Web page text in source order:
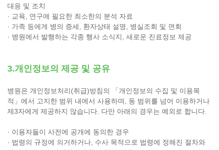
대응 및 조치
· 교육, 연구에 필요한 최소한의 분석 자료
· 가족 등에게 병의 증세, 환자상태 설명, 병실조회 및 면회
· 병원에서 발행하는 각종 행사 소식지, 새로운 진료정보 제공
3.개인정보의 제공 및 공유
병원은 개인정보처리(취급)방침의 「개인정보의 수집 및 이용목
적」에서 고지한 범위 내에서 사용하며, 동 범위를 넘어 이용하거나
제3자에게 제공하지 않습니다. 다만 아래의 경우는 예외로 합니다.
· 이용자들이 사전에 공개에 동의한 경우
· 법령의 규정에 의거하거나, 수사 목적으로 법령에 정해진 절차와